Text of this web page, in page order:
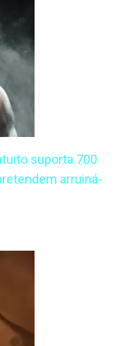
suporta 700
arruiná-